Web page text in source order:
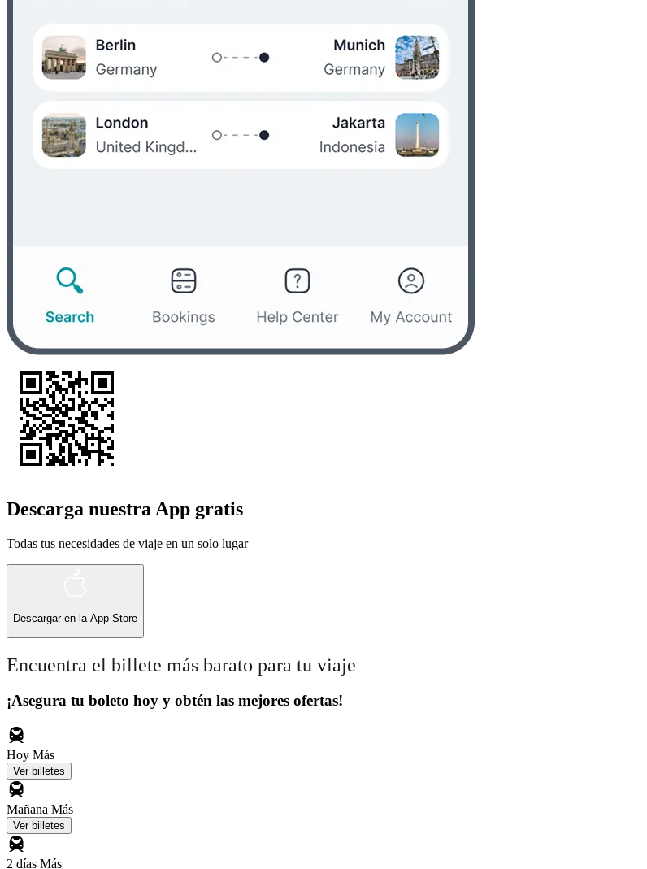
Descarga nuestra App gratis
Todas tus necesidades de viaje en un solo lugar
Descargar en la App Store
Encuentra el billete más barato para tu viaje
¡Asegura tu boleto hoy y obtén las mejores ofertas!
Hoy Más
Ver billetes
Mañana Más
Ver billetes
2 días Más